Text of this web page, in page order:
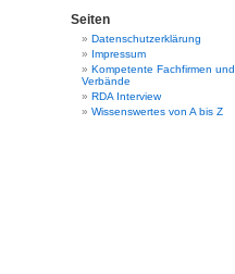
Seiten
Datenschutzerklärung
Impressum
Kompetente Fachfirmen und
Verbände
RDA Interview
Wissenswertes von A bis Z